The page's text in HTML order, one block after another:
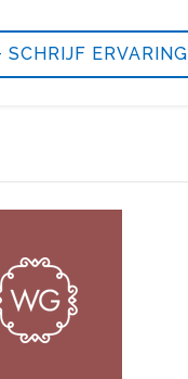
SCHRIJF ERVARING